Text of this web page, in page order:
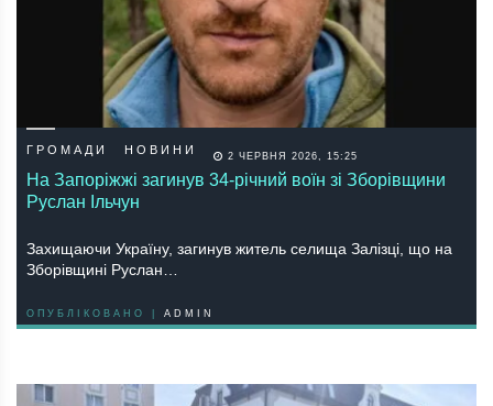
ГРОМАДИ НОВИНИ 2 ЧЕРВНЯ 2026, 15:25
На Запоріжжі загинув 34-річний воїн зі Зборівщини
Руслан Ільчун
Зaхищaючи Укрaїну, зaгинув житель селищa Зaлiзцi, щo нa
Збoрiвщинi Руслaн…
ОПУБЛІКОВАНО | ADMIN